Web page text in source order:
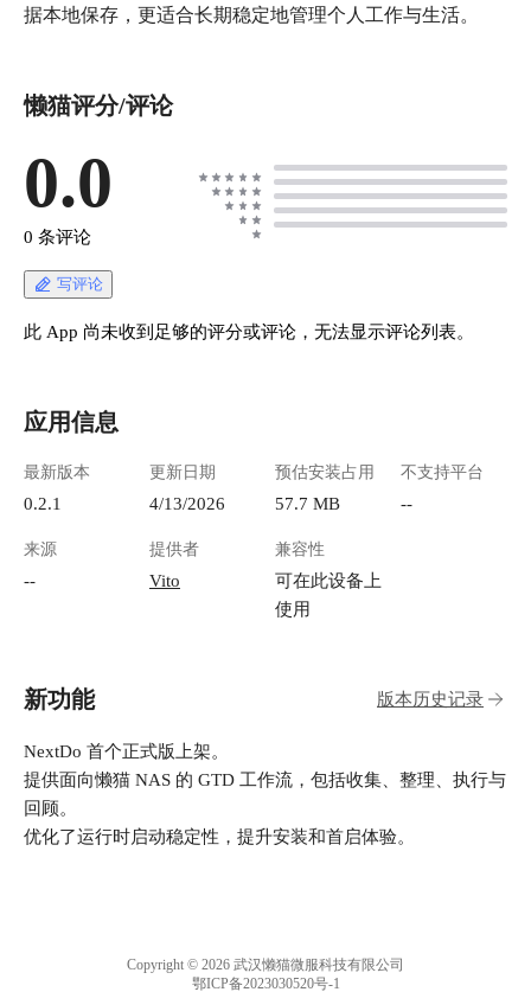
据本地保存，更适合长期稳定地管理个人工作与生活。
懒猫评分/评论
0.0
0 条评论
写评论
此 App 尚未收到足够的评分或评论，无法显示评论列表。
应用信息
最新版本
0.2.1
更新日期
4/13/2026
预估安装占用
57.7 MB
不支持平台
--
来源
--
提供者
Vito
兼容性
可在此设备上
使用
新功能 版本历史记录
NextDo 首个正式版上架。
提供面向懒猫 NAS 的 GTD 工作流，包括收集、整理、执行与
回顾。
优化了运行时启动稳定性，提升安装和首启体验。
Copyright © 2026 武汉懒猫微服科技有限公司
鄂ICP备2023030520号-1